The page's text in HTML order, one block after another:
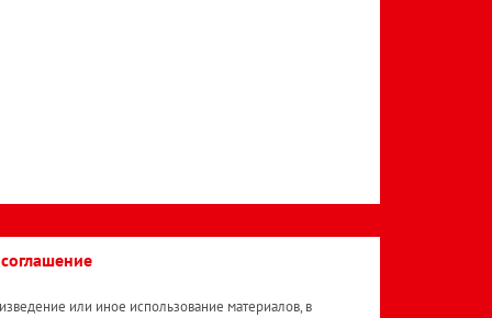
или иное использование материалов, в